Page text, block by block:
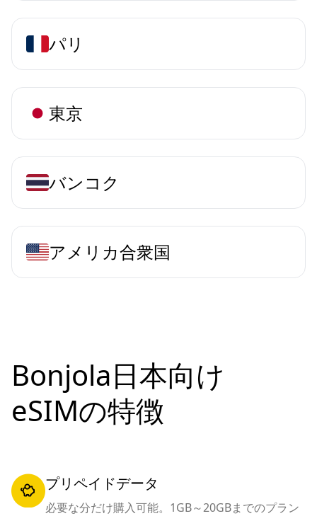
パリ
東京
バンコク
アメリカ合衆国
Bonjola日本向け
eSIMの特徴
プリペイドデータ
必要な分だけ購入可能。1GB～20GBまでのプラン